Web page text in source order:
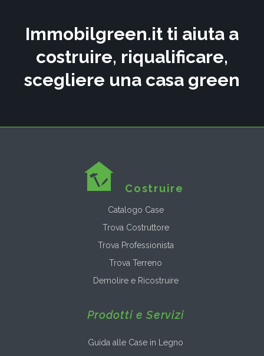
Immobilgreen.it ti aiuta a
costruire, riqualificare,
scegliere una casa green
Costruire
Catalogo Case
Trova Costruttore
Trova Professionista
Trova Terreno
Demolire e Ricostruire
Prodotti e Servizi
Guida alle Case in Legno